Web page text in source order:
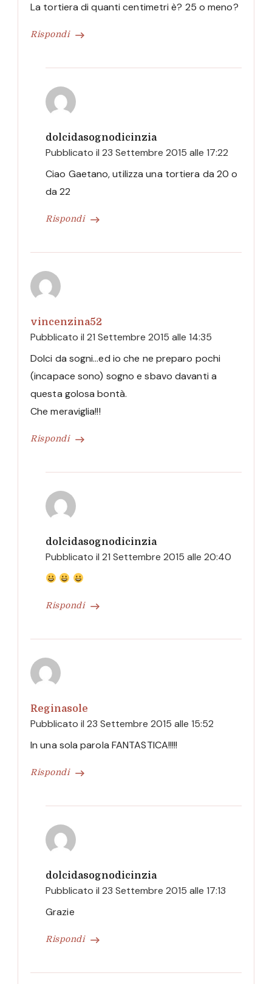
Rispondi
La tortiera di quanti centimetri è? 25 o meno?
dolcidasognodicinzia
Pubblicato il 23 Settembre 2015 alle 17:22
Rispondi
Ciao Gaetano, utilizza una tortiera da 20 o
da 22
vincenzina52
Pubblicato il 21 Settembre 2015 alle 14:35
Rispondi
Dolci da sogni…ed io che ne preparo pochi
(incapace sono) sogno e sbavo davanti a
questa golosa bontà.
Che meraviglia!!!
dolcidasognodicinzia
Pubblicato il 21 Settembre 2015 alle 20:40
Rispondi
Reginasole
Pubblicato il 23 Settembre 2015 alle 15:52
Rispondi
In una sola parola FANTASTICA!!!!!
dolcidasognodicinzia
Pubblicato il 23 Settembre 2015 alle 17:13
Rispondi
Grazie